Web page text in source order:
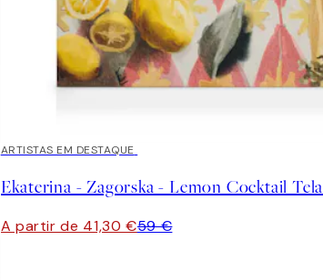
30%*
ARTISTAS EM DESTAQUE
Ekaterina - Zagorska - Lemon Cocktail Tela
A partir de 41,30 €59 €